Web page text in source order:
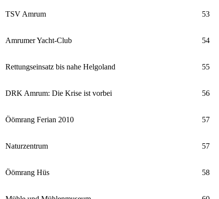
TSV Amrum 53
Amrumer Yacht-Club 54
Rettungseinsatz bis nahe Helgoland 55
DRK Amrum: Die Krise ist vorbei 56
Öömrang Ferian 2010 57
Naturzentrum 57
Öömrang Hüs 58